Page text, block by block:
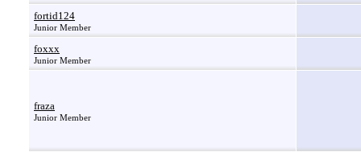
fortid124
Junior Member
foxxx
Junior Member
fraza
Junior Member